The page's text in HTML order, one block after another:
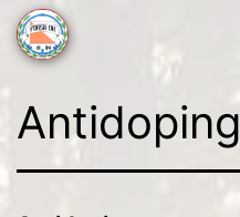
Skip
to
OK
Antidoping